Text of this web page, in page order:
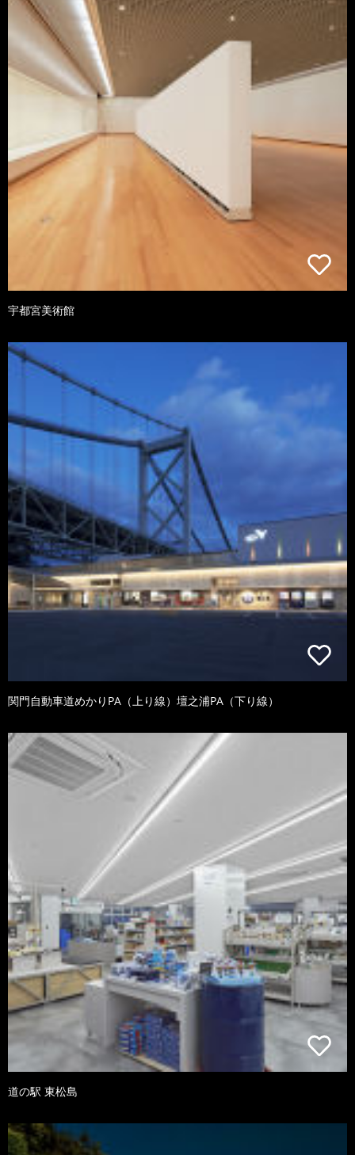
宇都宮美術館
関門自動車道めかりPA（上り線）壇之浦PA（下り線）
道の駅 東松島